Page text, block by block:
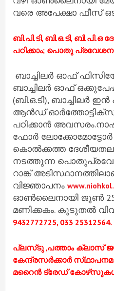
വരെ അപേക്ഷാ ഫീസ്
ബി.പി.ടി, ബി.ഒ.ടി,
പഠിക്കാം; പൊതു
ബാച്ചിലര്‍ ഓഫ്
ബാച്ചിലര്‍ ഓഫ്
(ബി.ഒ.ടി), ബാച്ചിലര്‍
ആന്‍ഡ് ഓര്‍ത്തോട്ടിക്സ്
പഠിക്കാന്‍
ഫോര്‍ ലോക്കോമോട്ടോര്‍
കൊല്‍ക്കത്ത
നടത്തുന്ന
റാങ്ക്
വിജ്ഞാപനം
ഓണ്‍ലൈനായി ജൂണ്‍
മണിക്കകം. കൂടുതല്‍
9432772725, 033 25312564.
പ്ലസ്‌ടു ,പത്താം ക്ലാസ്
കേന്ദ്രസർക്കാർ
മറൈൻ ട്രേഡ്